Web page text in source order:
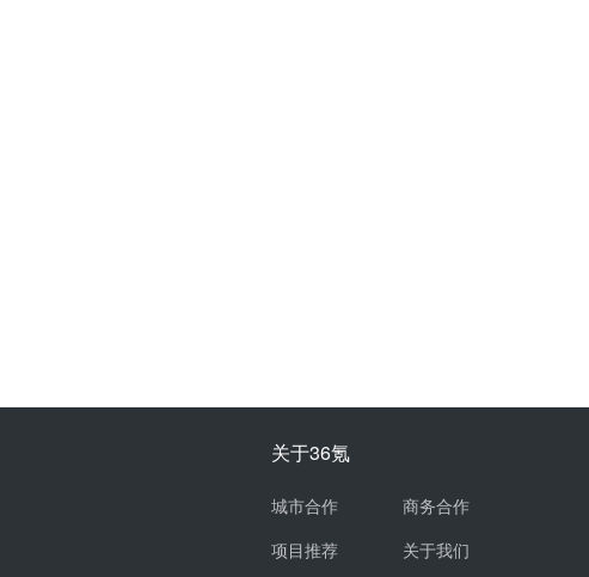
关于36氪
城市合作
项目推荐
商务合作
关于我们